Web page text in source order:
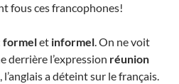
fous ces francophones!
formelet informel. On ne voit
derrière l’expression réunion
l’anglais a déteint sur le français.